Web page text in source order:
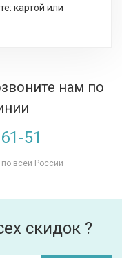
картой или
нам по
51
всей России
скидок ?